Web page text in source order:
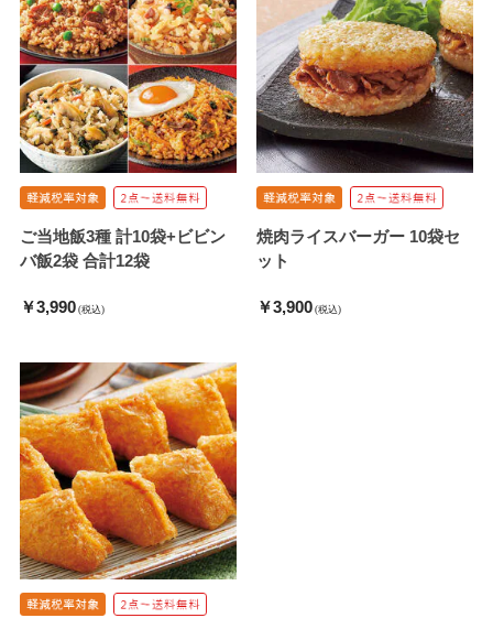
ご当地飯3種 計10袋+ビビン
バ飯2袋 合計12袋
￥3,990 (税込)
焼肉ライスバーガー 10袋セ
ット
￥3,900 (税込)